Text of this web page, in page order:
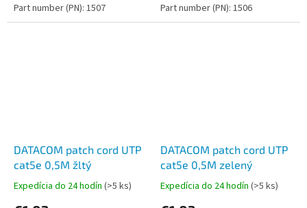
Part number (PN): 1507 Part number (PN): 1506
DATACOM patch cord UTP
cat5e 0,5M žltý
Expedícia do 24 hodín (>5 ks)
DATACOM patch cord UTP
cat5e 0,5M zelený
Expedícia do 24 hodín (>5 ks)